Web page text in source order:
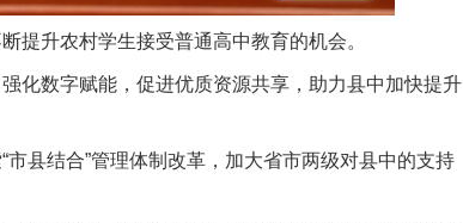
升农村学生接受普通高中教育的机会。
数字赋能，促进优质资源共享，助力县中加快提升
县结合”管理体制改革，加大省市两级对县中的支持
酒驾未被当场查获能处罚吗